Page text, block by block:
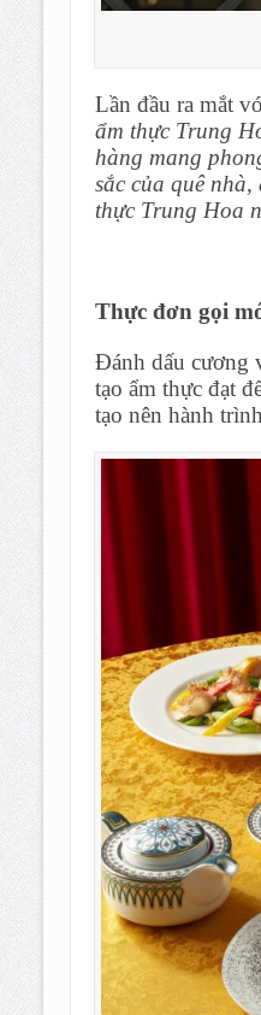
Lần đầu ra mắt
ẩm thực Trung
hàng mang
sắc của quê
thực Trung Hoa
Thực đơn gọi
Đánh dấu cương
tạo ẩm thực đạt
tạo nên hành